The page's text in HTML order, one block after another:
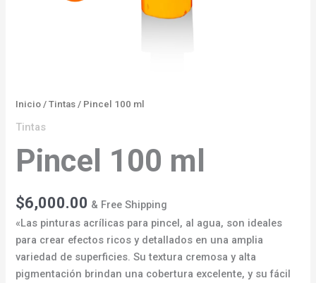
Inicio /Tintas / Pincel 100 ml
Tintas
Pincel 100 ml
$6,000.00 & Free Shipping
«Las pinturas acrílicas para pincel, al agua, son ideales
para crear efectos ricos y detallados en una amplia
variedad de superficies. Su textura cremosa y alta
pigmentación brindan una cobertura excelente, y su fácil